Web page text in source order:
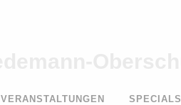
VERANSTALTUNGEN SPECIALS